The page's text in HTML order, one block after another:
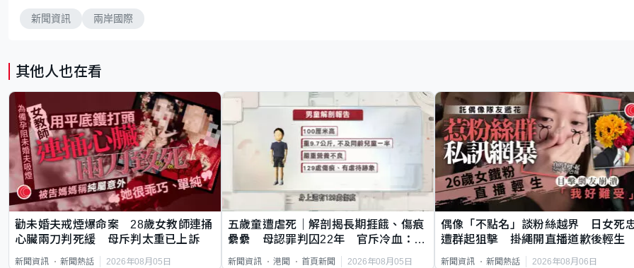
新聞資訊 兩岸國際
其他人也在看
勸未婚夫戒煙爆命案 28歲女教師連捅
心臟兩刀判死緩 母斥判太重已上訴
新聞資訊 新聞熱話 2026年08月05日
五歲童遭虐死｜解剖揭長期捱餓、傷痕
纍纍 母認罪判囚22年 官斥冷血：同
類案最惡劣
新聞資訊 港聞 首頁新聞 2026年08月05日
偶像「不點名」談粉絲越界 日女死
遭群起狙擊 掛繩開直播道歉後輕生
新聞資訊 新聞熱話 2026年08月06日